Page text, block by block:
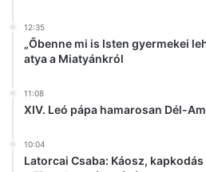
12:35
„Őbenne mi is Isten gyermekei
atya a Miatyánkról
11:08
XIV. Leó pápa hamarosan Dél-
10:04
Latorcai Csaba: Káosz,